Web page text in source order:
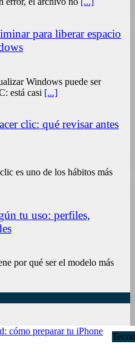
para liberar espacio
Windows puede ser
está casi [...]
clic: qué revisar antes
es uno de los hábitos más
tu uso: perfiles,
por qué ser el modelo más